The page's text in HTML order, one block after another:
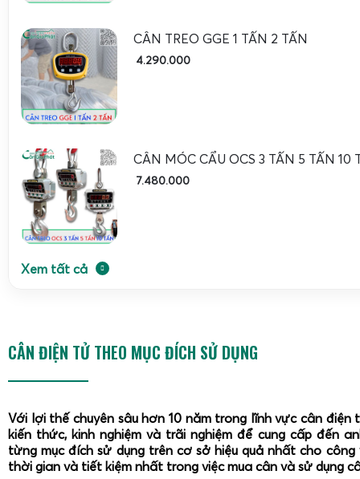
CÂN TREO GGE 1 TẤN 2 TẤN
4.290.000
CÂN MÓC CẨU OCS 3 TẤN 5 TẤN 10
7.480.000
Xem tất cả
CÂN ĐIỆN TỬ THEO MỤC ĐÍCH SỬ DỤNG
Với lợi thế chuyên sâu hơn 10 năm trong lĩnh vực cân điện
kiến thức, kinh nghiệm và trãi nghiệm để cung cấp đến
từng mục đích sử dụng trên cơ sở hiệu quả nhất cho
thời gian và tiết kiệm nhất trong việc mua cân và sử dụng